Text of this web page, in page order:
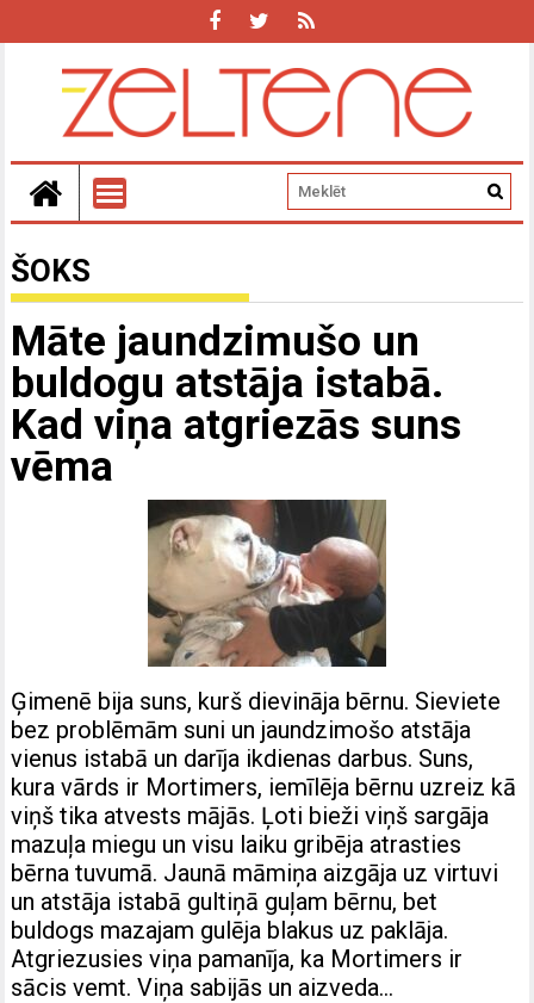
ŠOKS
Māte jaundzimušo un
buldogu atstāja istabā.
Kad viņa atgriezās suns
vēma
Ģimenē bija suns, kurš dievināja bērnu. Sieviete
bez problēmām suni un jaundzimošo atstāja
vienus istabā un darīja ikdienas darbus. Suns,
kura vārds ir Mortimers, iemīlēja bērnu uzreiz kā
viņš tika atvests mājās. Ļoti bieži viņš sargāja
mazuļa miegu un visu laiku gribēja atrasties
bērna tuvumā. Jaunā māmiņa aizgāja uz virtuvi
un atstāja istabā gultiņā guļam bērnu, bet
buldogs mazajam gulēja blakus uz paklāja.
Atgriezusies viņa pamanīja, ka Mortimers ir
sācis vemt. Viņa sabijās un aizveda…